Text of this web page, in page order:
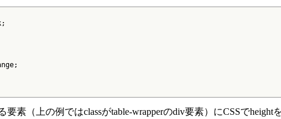
素（上の例ではclassがtable-wrapperのdiv要素）にCSSでheight